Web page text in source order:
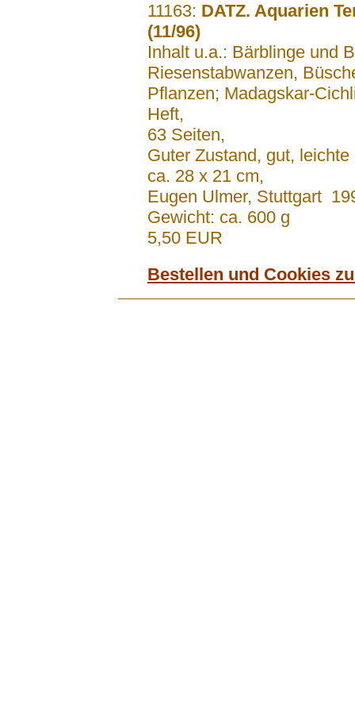
11163: DATZ. Aquarien
(11/96)
Inhalt u.a.: Bärblinge und
Riesenstabwanzen,
Pflanzen; Madagskar-
Heft,
63 Seiten,
Guter Zustand, gut,
ca. 28 x 21 cm,
Eugen Ulmer, Stuttgart
Gewicht: ca. 600 g
5,50 EUR
Bestellen und Cookies